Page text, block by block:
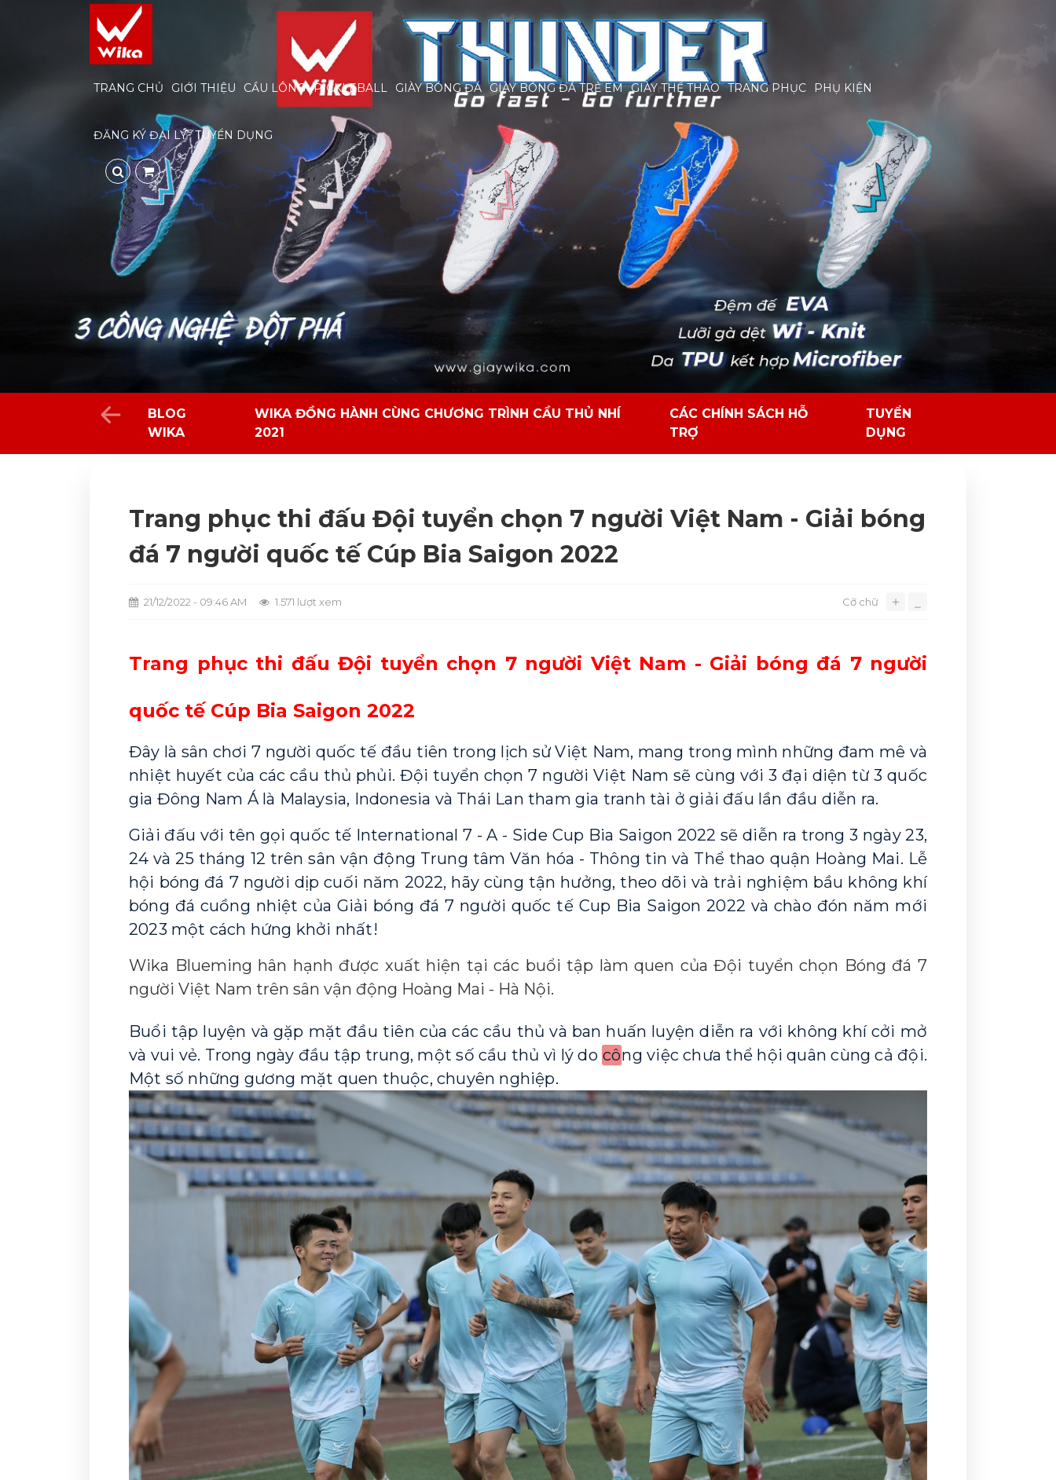
TRANG CHỦ GIỚI THIỆU CẦU LÔNG PICKLEBALL GIÀY BÓNG ĐÁ GIÀY BÓNG ĐÁ TRẺ EM GIÀY THỂ THAO TRANG PHỤC PHỤ KIỆN
ĐĂNG KÝ ĐẠI LÝ TUYỂN DỤNG
BLOG
WIKA
WIKA ĐỒNG HÀNH CÙNG CHƯƠNG TRÌNH CẦU THỦ NHÍ
2021
CÁC CHÍNH SÁCH HỖ
TRỢ
TUYỂN
DỤNG
Trang phục thi đấu Đội tuyển chọn 7 người Việt Nam - Giải bóng
đá 7 người quốc tế Cúp Bia Saigon 2022
21/12/2022 - 09:46 AM 1.571 lượt xem Cỡ chữ ＋
Trang phục thi đấu Đội tuyển chọn 7 người Việt Nam - Giải bóng đá 7 người
quốc tế Cúp Bia Saigon 2022
Đây là sân chơi 7 người quốc tế đầu tiên trong lịch sử Việt Nam, mang trong mình những đam mê và
nhiệt huyết của các cầu thủ phủi. Đội tuyển chọn 7 người Việt Nam sẽ cùng với 3 đại diện từ 3 quốc
gia Đông Nam Á là Malaysia, Indonesia và Thái Lan tham gia tranh tài ở giải đấu lần đầu diễn ra.
Giải đấu với tên gọi quốc tế International 7 - A - Side Cup Bia Saigon 2022 sẽ diễn ra trong 3 ngày 23,
24 và 25 tháng 12 trên sân vận động Trung tâm Văn hóa - Thông tin và Thể thao quận Hoàng Mai. Lễ
hội bóng đá 7 người dịp cuối năm 2022, hãy cùng tận hưởng, theo dõi và trải nghiệm bầu không khí
bóng đá cuồng nhiệt của Giải bóng đá 7 người quốc tế Cup Bia Saigon 2022 và chào đón năm mới
2023 một cách hứng khởi nhất!
Wika Blueming hân hạnh được xuất hiện tại các buổi tập làm quen của Đội tuyển chọn Bóng đá 7
người Việt Nam trên sân vận động Hoàng Mai - Hà Nội.
Buổi tập luyện và gặp mặt đầu tiên của các cầu thủ và ban huấn luyện diễn ra với không khí cởi mở
và vui vẻ. Trong ngày đầu tập trung, một số cầu thủ vì lý do công việc chưa thể hội quân cùng cả đội.
Một số những gương mặt quen thuộc, chuyên nghiệp.